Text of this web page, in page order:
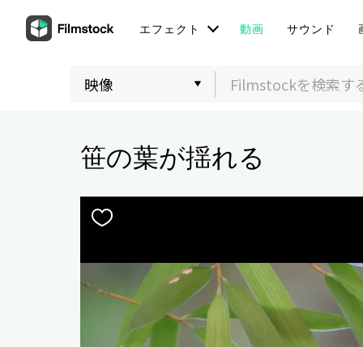
エフェクト 動画 サウンド
笹の葉が揺れる